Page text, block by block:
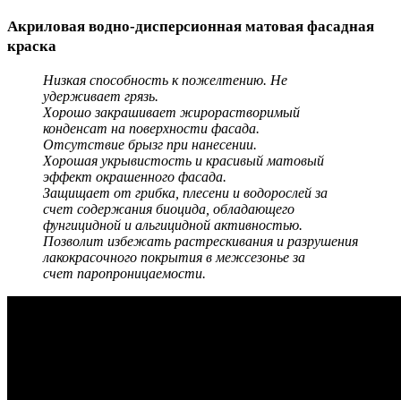
Акриловая водно-дисперсионная матовая фасадная
краска
Низкая способность к пожелтению. Не
удерживает грязь.
Хорошо закрашивает жирорастворимый
конденсат на поверхности фасада.
Отсутствие брызг при нанесении.
Хорошая укрывистость и красивый матовый
эффект окрашенного фасада.
Защищает от грибка, плесени и водорослей за
счет содержания биоцида, обладающего
фунгицидной и альгицидной активностью.
Позволит избежать растрескивания и разрушения
лакокрасочного покрытия в межсезонье за
счет паропроницаемости.